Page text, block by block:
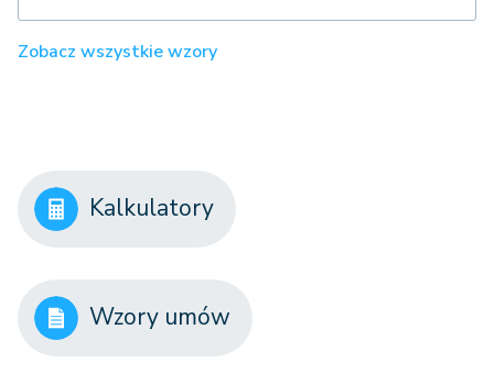
Zobacz wszystkie wzory
Kalkulatory
Wzory umów